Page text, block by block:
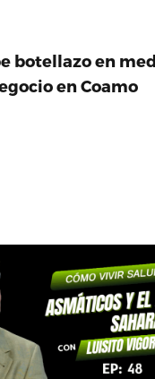
botellazo en
en Coamo